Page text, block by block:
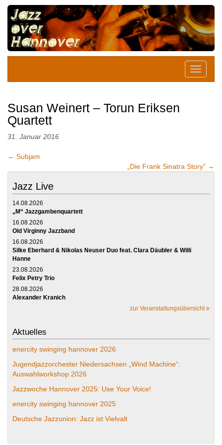
Susan Weinert – Torun Eriksen
Quartett
31. Januar 2016
← Subjam
„Die Frank Sinatra Story” →
Jazz Live
14.08.2026
„M“ Jazzgambenquartett
16.08.2026
Old Virginny Jazzband
16.08.2026
Silke Eberhard & Nikolas Neuser Duo feat. Clara Däubler & Willi
Hanne
23.08.2026
Felix Petry Trio
28.08.2026
Alexander Kranich
zur Veranstaltungsübersicht
Aktuelles
enercity swinging hannover 2026
Jugendjazzorchester Niedersachsen „Wind Machine“:
Auswahlworkshop 2026
Jazzwoche Hannover 2025: Use Your Voice!
enercity swinging hannover 2025
Deutsche Jazzunion: Jazz ist Vielvalt